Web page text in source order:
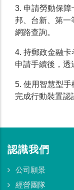
3. 申請勞動保
邦、台新、第一
網路查詢。
4. 持郵政金融
申請手續後，透
5. 使用智慧型手
完成行動裝置認
認識我們
公司願景
經營團隊